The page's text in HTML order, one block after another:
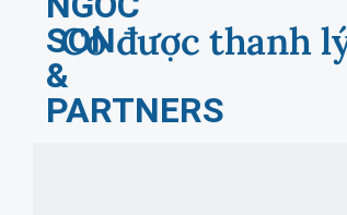
Có được thanh